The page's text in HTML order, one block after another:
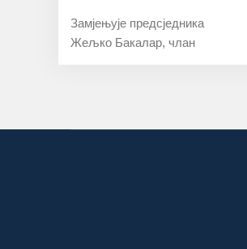
Замјењује предсједника
Жељко Бакалар, члан